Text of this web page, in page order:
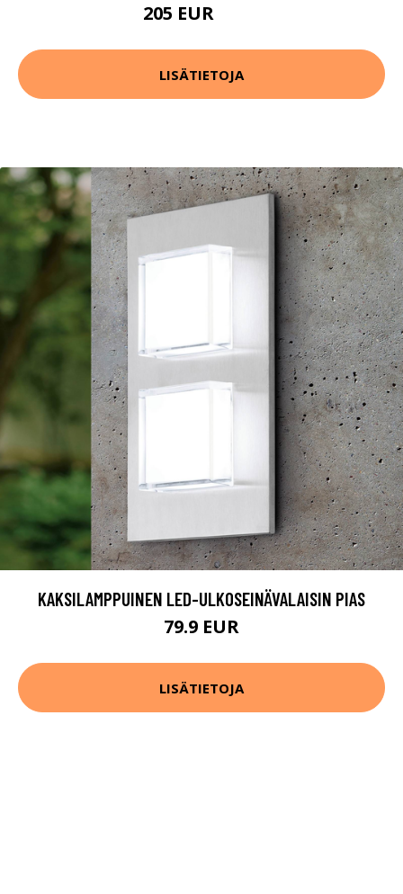
205 EUR
LISÄTIETOJA
KAKSILAMPPUINEN LED-ULKOSEINÄVALAISIN PIAS
79.9 EUR
LISÄTIETOJA